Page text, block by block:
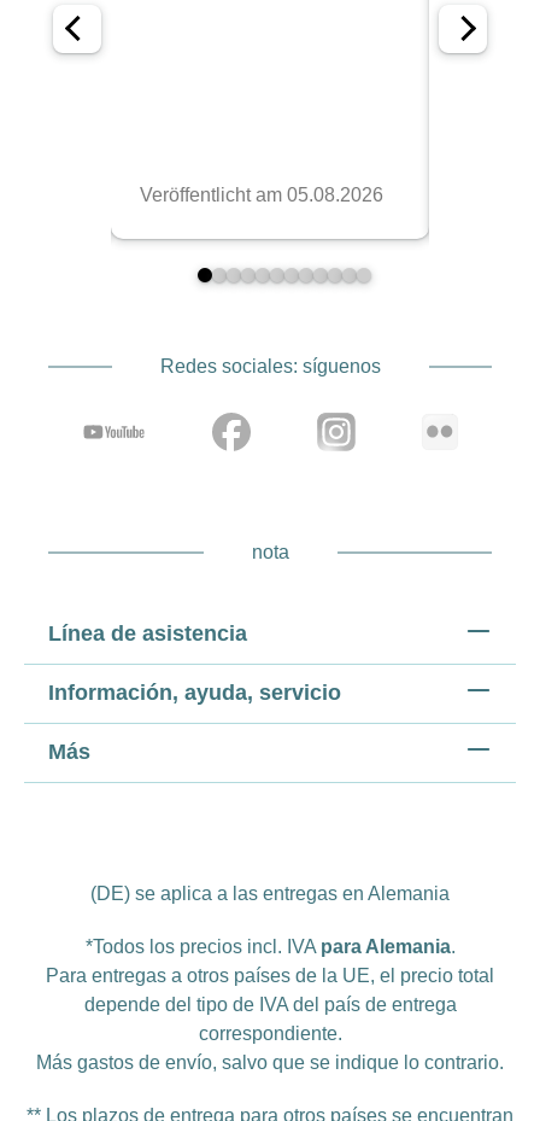
Redes sociales: síguenos
nota
Línea de asistencia
Información, ayuda, servicio
Más
(DE) se aplica a las entregas en Alemania
*Todos los precios incl. IVA para Alemania.
Para entregas a otros países de la UE, el precio total
depende del tipo de IVA del país de entrega
correspondiente.
Más gastos de envío, salvo que se indique lo contrario.
** Los plazos de entrega para otros países se encuentran